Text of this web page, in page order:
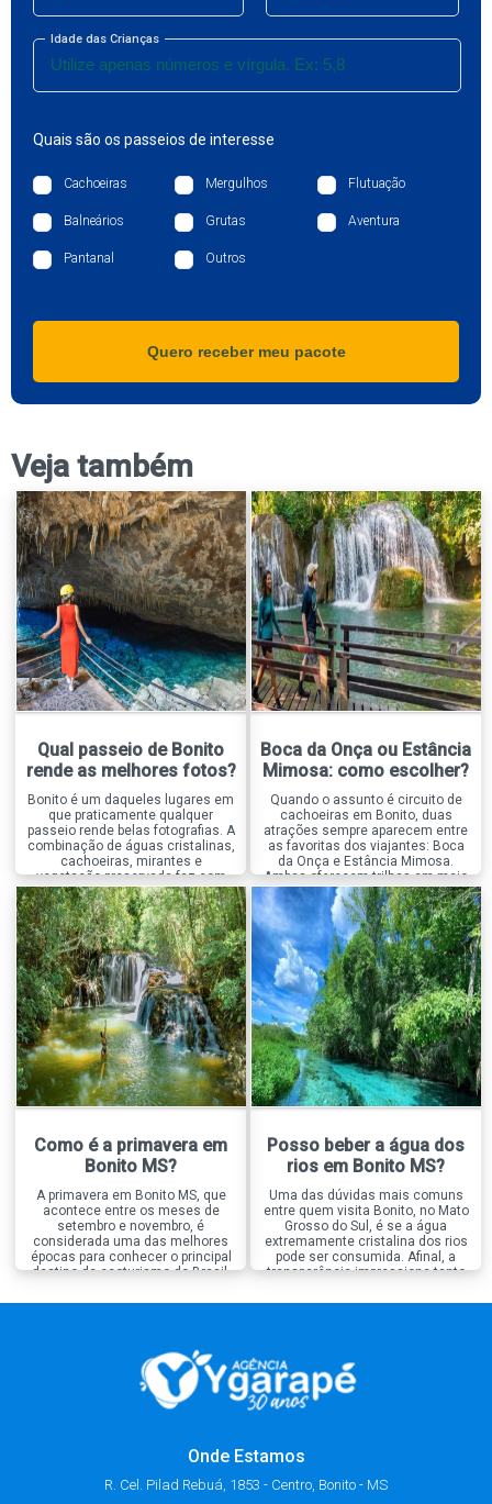
Idade das Crianças
Quais são os passeios de interesse
Cachoeiras Mergulhos Flutuação
Balneários Grutas Aventura
Pantanal Outros
Quero receber meu pacote
Veja também
Qual passeio de Bonito
rende as melhores fotos?
Bonito é um daqueles lugares em
que praticamente qualquer
passeio rende belas fotografias. A
combinação de águas cristalinas,
cachoeiras, mirantes e
vegetação preservada faz com
que o destino seja um verdadeiro
paraíso para quem gosta de
registrar a viagem. Mas, entre
tantas opções, existe um passeio
que se destaca quando o
assunto é fotografia, a […]
Boca da Onça ou Estância
Mimosa: como escolher?
Quando o assunto é circuito de
cachoeiras em Bonito, duas
atrações sempre aparecem entre
as favoritas dos viajantes: Boca
da Onça e Estância Mimosa.
Ambas oferecem trilhas em meio
à natureza, diversas cachoeiras
para banho e excelente
infraestrutura, mas proporcionam
experiências bastante diferentes.
Enquanto a Boca da Onça é
conhecida pela aventura, pelos
grandes desafios […]
Como é a primavera em
Bonito MS?
A primavera em Bonito MS, que
acontece entre os meses de
setembro e novembro, é
considerada uma das melhores
épocas para conhecer o principal
destino de ecoturismo do Brasil.
por um período de renovação, as
com águas extremamente
cristalinas, criando o cenário […]
Posso beber a água dos
rios em Bonito MS?
Uma das dúvidas mais comuns
entre quem visita Bonito, no Mato
Grosso do Sul, é se a água
extremamente cristalina dos rios
pode ser consumida. Afinal, a
transparência impressiona tanto
seja naturalmente própria para
Onde Estamos
R. Cel. Pilad Rebuá, 1853 - Centro, Bonito - MS